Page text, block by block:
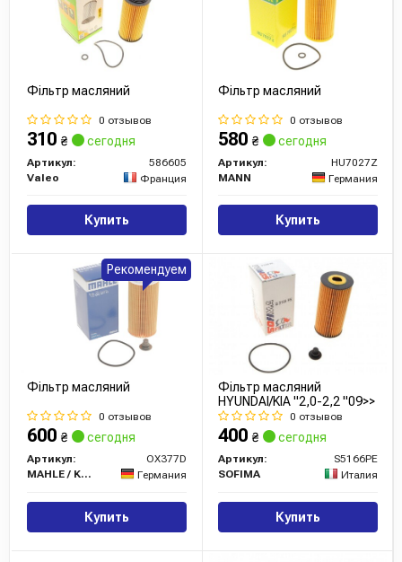
Фільтр масляний
0 отзывов
310 ₴ сегодня
Артикул:
586605
Valeo
Франция
Купить
Фільтр масляний
0 отзывов
580 ₴ сегодня
Артикул:
HU7027Z
MANN
Германия
Купить
Фільтр масляний
0 отзывов
600 ₴ сегодня
Артикул:
OX377D
MAHLE / KNECHT
Германия
Купить
Рекомендуем
Фільтр масляний
HYUNDAI/KIA "2,0-2,2 "09>>
0 отзывов
400 ₴ сегодня
Артикул:
S5166PE
SOFIMA
Италия
Купить